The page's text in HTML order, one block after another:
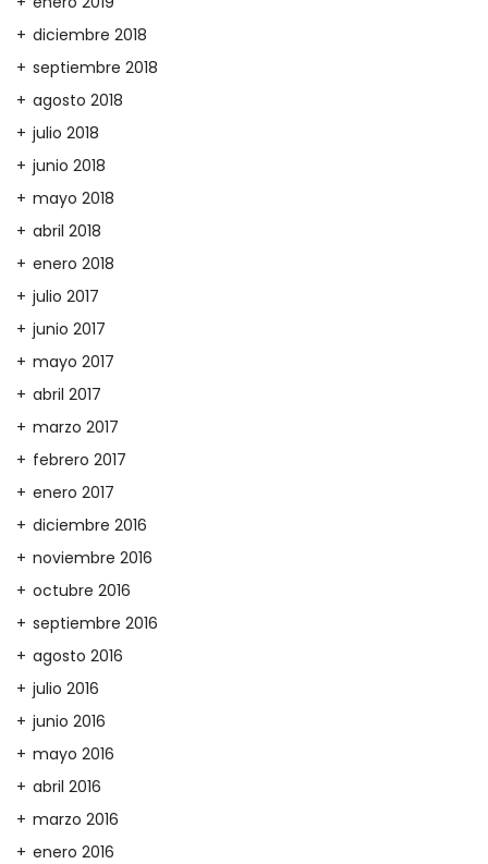
diciembre 2018
septiembre 2018
agosto 2018
julio 2018
junio 2018
mayo 2018
abril 2018
enero 2018
julio 2017
junio 2017
mayo 2017
abril 2017
marzo 2017
febrero 2017
enero 2017
diciembre 2016
noviembre 2016
octubre 2016
septiembre 2016
agosto 2016
julio 2016
junio 2016
mayo 2016
abril 2016
marzo 2016
enero 2016